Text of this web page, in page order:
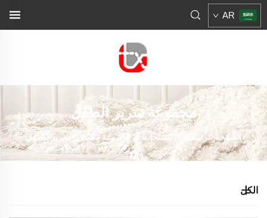
AR
مجموعة سرير الطفل
الصفحة الرئيسية المنتجات > مجموعة ملابس السرير للطفل
الكل